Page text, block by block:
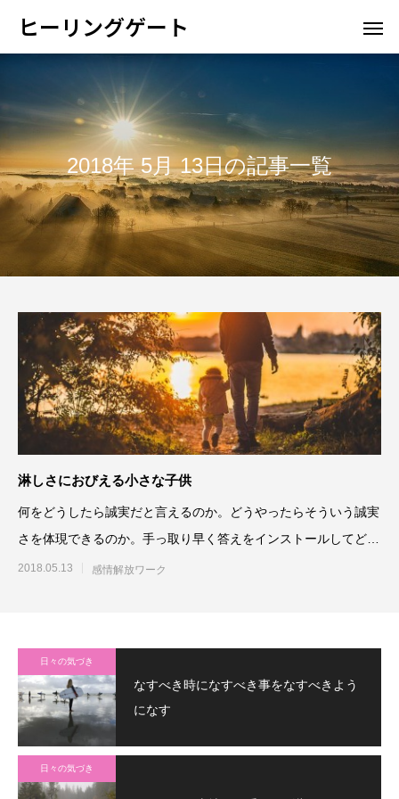
ヒーリングゲート
2018年 5月 13日の記事一覧
淋しさにおびえる小さな子供
何をどうしたら誠実だと言えるのか。どうやったらそういう誠実
さを体現できるのか。手っ取り早く答えをインストールしてどう
にかしようとするのだけで
2018.05.13 感情解放ワーク
日々の気づき
なすべき時になすべき事をなすべきよう
になす
日々の気づき